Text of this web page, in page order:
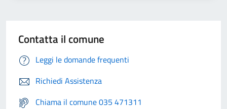
Contatta il comune
Leggi le domande frequenti
Richiedi Assistenza
Chiama il comune 035 471311